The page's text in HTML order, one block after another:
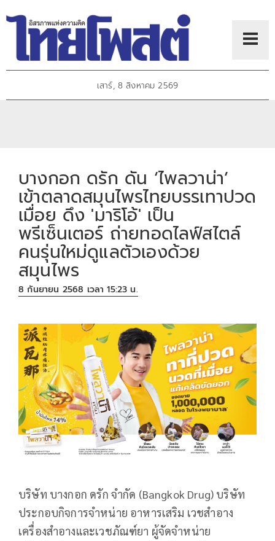
เสาร์, 8 สิงหาคม 2569
บางกอก ดรัก ดัน ‘ไพลวาน่า’
เข้าตลาดสมุนไพรไทยบรรเทาปวด
เมื่อย ดึง 'มาริโอ้' เป็น
พรีเซ็นเตอร์ ถ่ายทอดไลฟ์สไตล์
คนรุ่นใหม่ดูแลตัวเองด้วย
สมุนไพร
8 กันยายน 2568 เวลา 15:23 น.
บริษัท บางกอก ดรัก จำกัด (Bangkok Drug) บริษัท
ประกอบกิจการจำหน่าย อาหารเสริม เวชสำอาง
เครื่องสำอางและเวชภัณฑ์ยา ผู้จัดจำหน่าย